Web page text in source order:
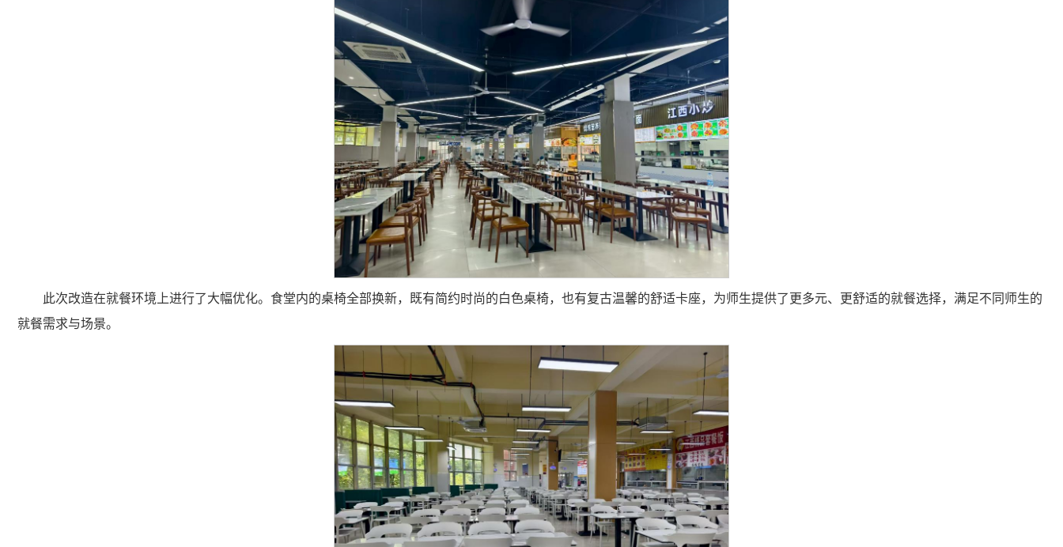
此次改造在就餐环境上进行了大幅优化。食堂内的桌椅全部换新，既有简约时尚的白色桌椅，也有复古温馨的舒适卡座，为师生提供了更多元、更舒适的就餐选择，满足不同师生的
就餐需求与场景。